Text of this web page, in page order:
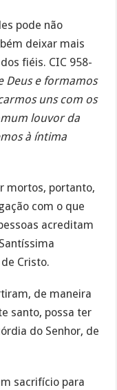
pode não
deixar mais
fiéis. CIC 958-
Deus e formamos
uns com os
louvor da
à íntima
mortos, portanto,
com o que
acreditam
Cristo.
de maneira
santo, possa ter
do Senhor, de
sacrifício para